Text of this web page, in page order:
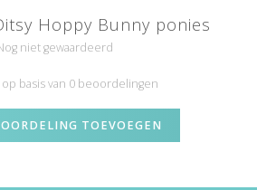
Hoppy Bunny ponies
niet gewaardeerd
basis van 0 beoordelingen
TOEVOEGEN